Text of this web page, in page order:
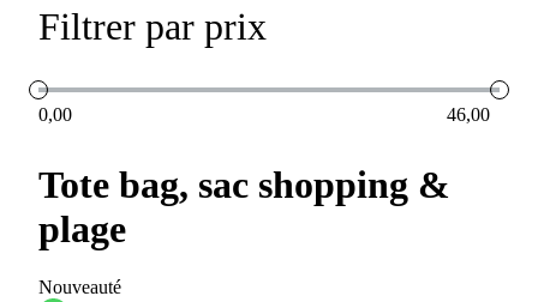
Filtrer par prix
0,00 46,00
Tote bag, sac shopping &
plage
Nouveauté